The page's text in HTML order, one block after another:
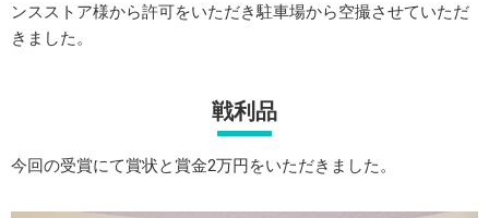
ンスストア様から許可をいただき駐車場から空撮させていただ
きました。
戦利品
今回の受賞にて賞状と賞金2万円をいただきました。